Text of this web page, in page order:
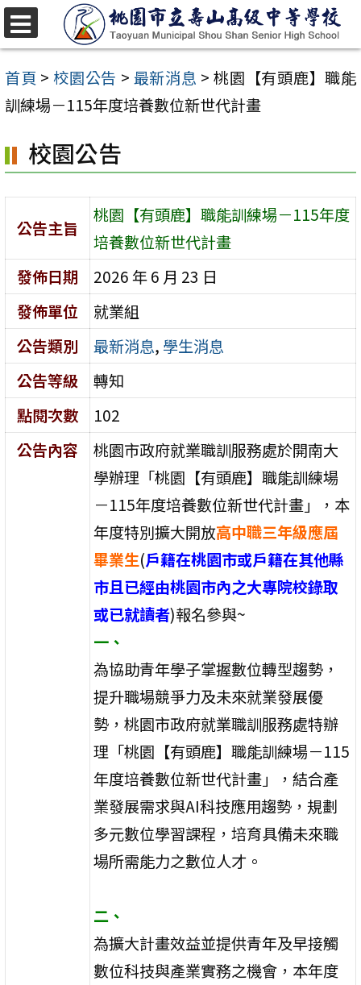
跳
至
主
要
容
區
首頁 > 校園公告 > 最新消息 > 桃園【有頭鹿】職能
訓練場－115年度培養數位新世代計畫
校園公告
公告主旨
桃園【有頭鹿】職能訓練場－115年度
培養數位新世代計畫
發佈日期
2026 年 6 月 23 日
發佈單位
就業組
公告類別
最新消息, 學生消息
公告等級
轉知
點閱次數
102
公告內容
桃園市政府就業職訓服務處於開南大
學辦理「桃園【有頭鹿】職能訓練場
－115年度培養數位新世代計畫」，本
年度特別擴大開放高中職三年級應屆
畢業生(戶籍在桃園市或戶籍在其他縣
市且已經由桃園市內之大專院校錄取
或已就讀者)報名參與~
一、
為協助青年學子掌握數位轉型趨勢，
提升職場競爭力及未來就業發展優
勢，桃園市政府就業職訓服務處特辦
理「桃園【有頭鹿】職能訓練場－115
年度培養數位新世代計畫」，結合產
業發展需求與AI科技應用趨勢，規劃
多元數位學習課程，培育具備未來職
場所需能力之數位人才。
二、
為擴大計畫效益並提供青年及早接觸
數位科技與產業實務之機會，本年度
選
單